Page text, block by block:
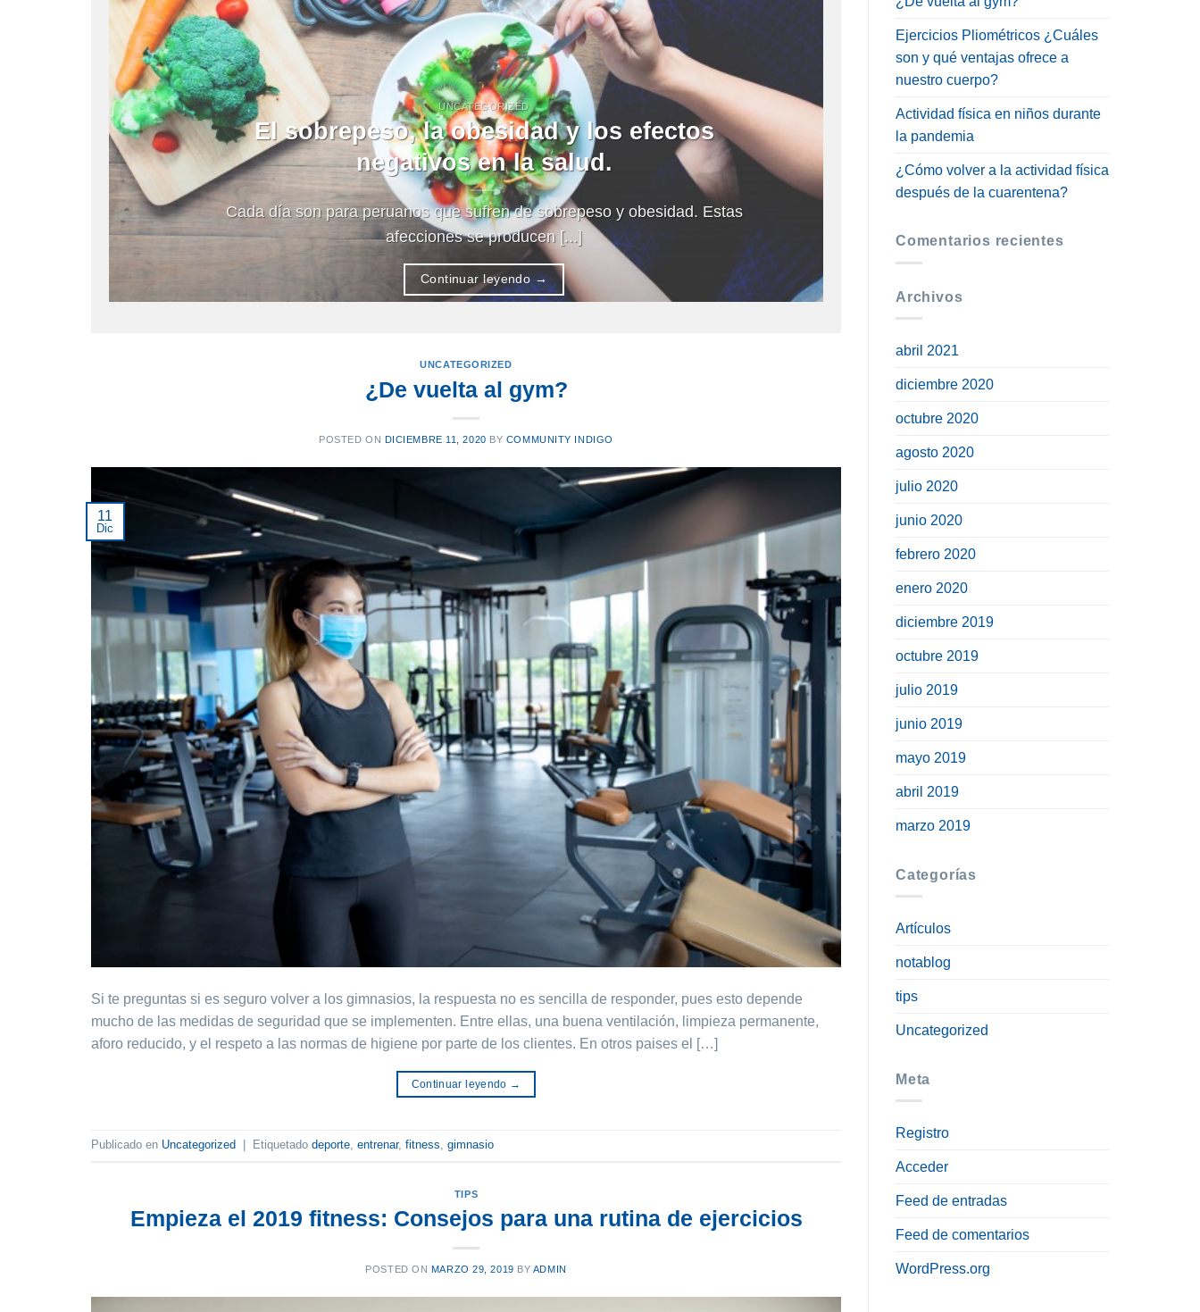
UNCATEGORIZED
El sobrepeso, la obesidad y los efectos
negativos en la salud.
Cada día son para peruanos que sufren de sobrepeso y obesidad. Estas
afecciones se producen [...]
Continuar leyendo→
UNCATEGORIZED
¿De vuelta al gym?
POSTED ON DICIEMBRE 11, 2020 BY COMMUNITY INDIGO
11
Dic
Si te preguntas si es seguro volver a los gimnasios, la respuesta no es sencilla de responder, pues esto depende
mucho de las medidas de seguridad que se implementen. Entre ellas, una buena ventilación, limpieza permanente,
aforo reducido, y el respeto a las normas de higiene por parte de los clientes. En otros paises el […]
Continuar leyendo →
Publicado en Uncategorized Etiquetado deporte, entrenar, fitness, gimnasio
TIPS
Empieza el 2019 fitness: Consejos para una rutina de ejercicios
POSTED ON MARZO 29, 2019 BY ADMIN
Ejercicios Pliométricos ¿Cuáles
son y qué ventajas ofrece a
nuestro cuerpo?
Actividad física en niños durante
la pandemia
¿Cómo volver a la actividad física
después de la cuarentena?
Comentarios recientes
Archivos
abril 2021
diciembre 2020
octubre 2020
agosto 2020
julio 2020
junio 2020
febrero 2020
enero 2020
diciembre 2019
octubre 2019
julio 2019
junio 2019
mayo 2019
abril 2019
marzo 2019
Categorías
Artículos
notablog
tips
Uncategorized
Meta
Registro
Acceder
Feed de entradas
Feed de comentarios
WordPress.org